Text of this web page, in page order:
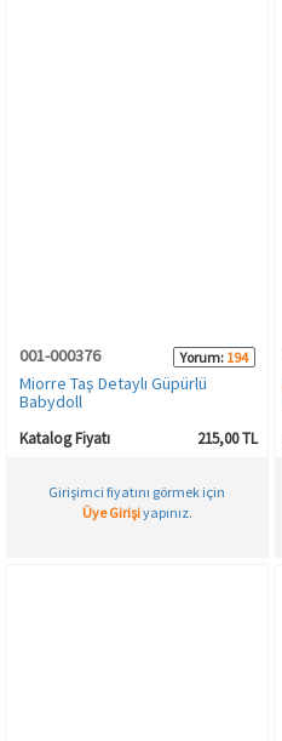
001-000376 Yorum: 194
Miorre Taş Detaylı Güpürlü
Babydoll
Katalog Fiyatı 215,00 TL
Girişimci fiyatını görmek için
Üye Girişiyapınız.